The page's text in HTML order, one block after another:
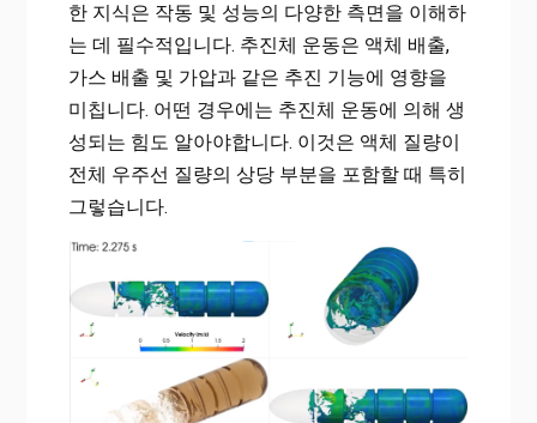
한 지식은 작동 및 성능의 다양한 측면을 이해하
는 데 필수적입니다. 추진체 운동은 액체 배출,
가스 배출 및 가압과 같은 추진 기능에 영향을
미칩니다. 어떤 경우에는 추진체 운동에 의해 생
성되는 힘도 알아야합니다. 이것은 액체 질량이
전체 우주선 질량의 상당 부분을 포함할 때 특히
그렇습니다.